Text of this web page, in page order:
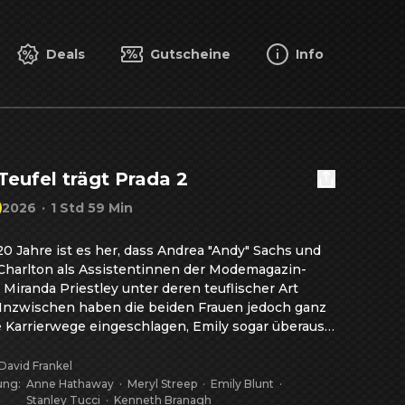
Deals Gutscheine Info
trägt Prada 2
2026 · 1 Std 59 Min
Jahre ist es her, dass Andrea "Andy" Sachs und
als Assistentinnen der Modemagazin-
Miranda Priestley unter deren teuflischer Art
haben die beiden Frauen jedoch ganz
Karrierwege eingeschlagen, Emily sogar überaus
unfassbar viele Dollar auf die hohe
werden. Von einem derartigen Budget kann
Frankel
: Anne Hathaway · Meryl Streep · Emily Blunt ·
Stanley Tucci · Kenneth Branagh